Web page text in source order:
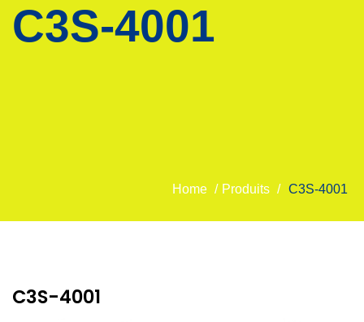
C3S-4001
Home / Produits / C3S-4001
C3S-4001